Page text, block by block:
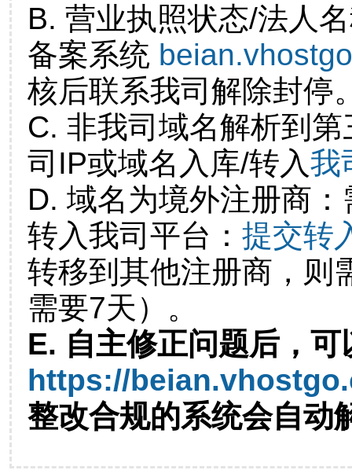
B. 营业执照状态/法人
备案系统
核后联系我司解除封停
C. 非我司域名解析到
司IP或域名入库/转入我
D. 域名为境外注册商
转入我司平台： 提交转
转移到其他注册商，则
需要7天）。
E. 自主修正问题后，可
https://
整改合规的系统会自动